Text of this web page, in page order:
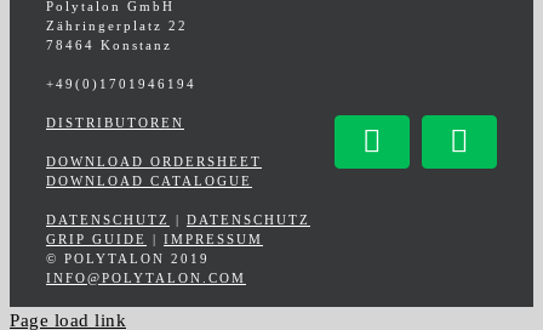
Polytalon GmbH
Zähringerplatz 22
78464 Konstanz
+49(0)1701946194
DISTRIBUTOREN
DOWNLOAD ORDERSHEET
DOWNLOAD CATALOGUE
DATENSCHUTZ
DATENSCHUTZ
GRIP GUIDE
IMPRESSUM
© POLYTALON 2019
INFO@POLYTALON.COM
Facebook
Page load link